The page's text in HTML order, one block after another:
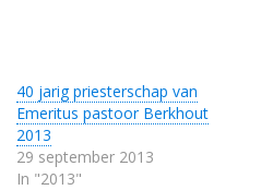
40 jarig priesterschap van
Emeritus pastoor Berkhout
2013
29 september 2013
In "2013"